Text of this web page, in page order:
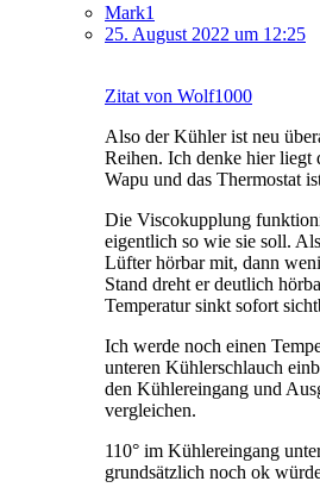
Mark1
25. August 2022 um 12:25
Zitat von Wolf1000
Also der Kühler ist neu
Reihen. Ich denke hier liegt
Wapu und das Thermostat
Die Viscokupplung
eigentlich so wie sie soll.
Lüfter hörbar mit, dann
Stand dreht er deutlich
Temperatur sinkt sofort
Ich werde noch einen
unteren Kühlerschlauch
den Kühlereingang und
vergleichen.
110° im Kühlereingang
grundsätzlich noch ok